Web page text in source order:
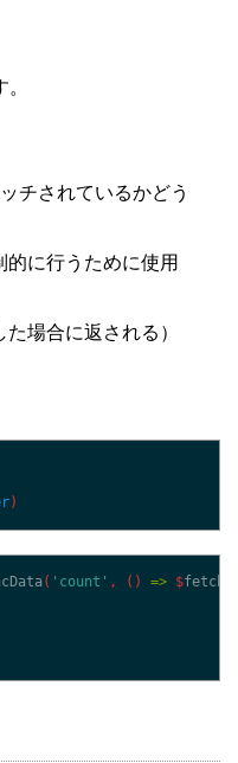
チされているかどう
に行うために使用
場合に返される）
)
( 'count' , ( ) => $fetch